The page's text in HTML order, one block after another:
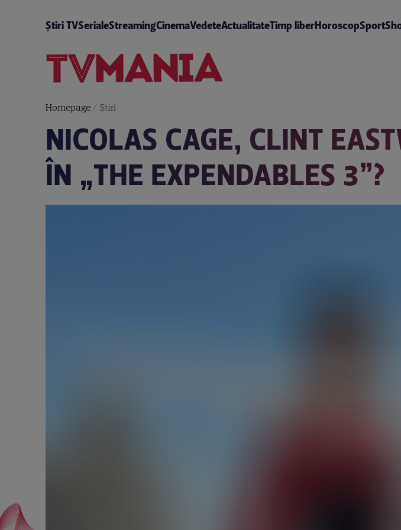
Știri TVSerialeStreamingCinemaVedeteActualitateTimp liberHoroscopSport
Homepage/ Știri
NICOLAS CAGE, CLINT
ÎN „THE EXPENDABLES 3”?